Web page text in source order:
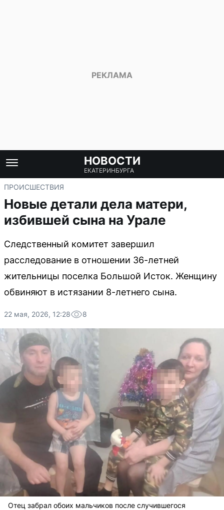
НОВОСТИ
ЕКАТЕРИНБУРГА
ПРОИСШЕСТВИЯ
Новые детали дела матери,
избившей сына на Урале
Следственный комитет завершил
расследование в отношении 36-летней
жительницы поселка Большой Исток. Женщину
обвиняют в истязании 8-летнего сына.
22 мая, 2026, 12:28 8
Отец забрал обоих мальчиков после случившегося